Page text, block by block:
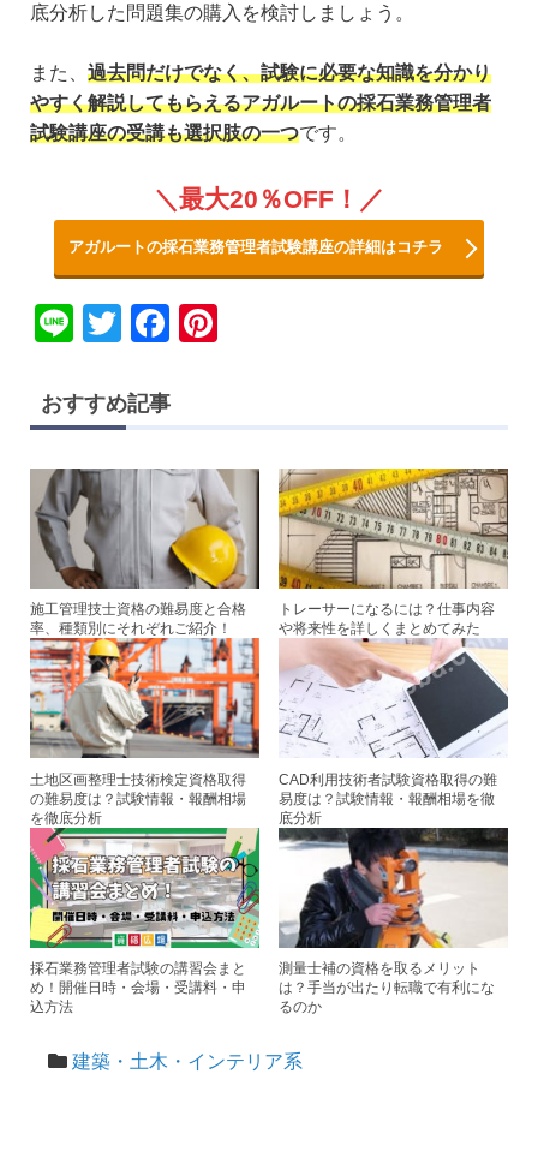
底分析した問題集の購入を検討しましょう。
また、 過去問だけでなく、試験に必要な知識を分かり
やすく解説してもらえるアガルートの採石業務管理者
試験講座の受講も選択肢の一つです。
最大20％OFF！
アガルートの採石業務管理者試験講座の詳細はコチラ
Li
e
T
tt
er
F
c
b
o
o
k
st
おすすめ記事
施工管理技士資格の難易度と合格
率、種類別にそれぞれご紹介！
トレーサーになるには？仕事内容
や将来性を詳しくまとめてみた
土地区画整理士技術検定資格取得
の難易度は？試験情報・報酬相場
を徹底分析
CAD利用技術者試験資格取得の難
易度は？試験情報・報酬相場を徹
底分析
採石業務管理者試験の講習会まと
め！開催日時・会場・受講料・申
込方法
測量士補の資格を取るメリット
は？手当が出たり転職で有利にな
るのか
建築・土木・インテリア系